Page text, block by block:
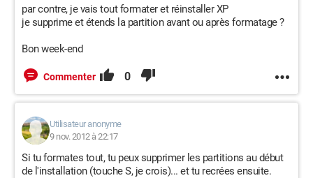
par contre, je vais tout formater et réinstaller XP
je supprime et étends la partition avant ou après formatage ?
Bon week-end
Commenter 0
Utilisateur anonyme
9 nov. 2012 à 22:17
Si tu formates tout, tu peux supprimer les partitions au début
de l'installation (touche S, je crois)... et tu recrées ensuite.